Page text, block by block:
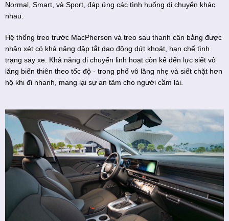
Normal, Smart, và Sport, đáp ứng các tình huống di chuyển khác
nhau.
Hệ thống treo trước MacPherson và treo sau thanh cân bằng được
nhận xét có khả năng dập tắt dao động dứt khoát, hạn chế tình
trạng say xe. Khả năng di chuyển linh hoạt còn kể đến lực siết vô
lăng biến thiên theo tốc độ - trong phố vô lăng nhẹ và siết chặt hơn
hộ khi đi nhanh, mang lại sự an tâm cho người cầm lái.